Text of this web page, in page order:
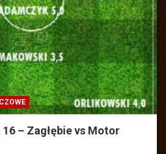
– Zagłębie vs Motor